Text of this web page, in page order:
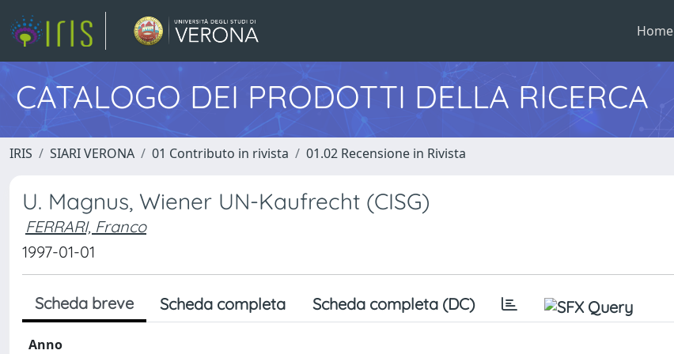
Home
CATALOGO DEI PRODOTTI DELLA RICERCA
IRIS SIARI VERONA 01 Contributo in rivista 01.02 Recensione in Rivista
U. Magnus, Wiener UN-Kaufrecht (CISG)
FERRARI, Franco
1997-01-01
Scheda breve Scheda completa Scheda completa (DC)
Anno